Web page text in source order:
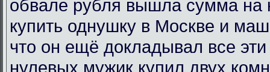
обвале рубля вышла сумма на
купить однушку в Москве и
что он ещё докладывал все
нулевых мужик купил двух